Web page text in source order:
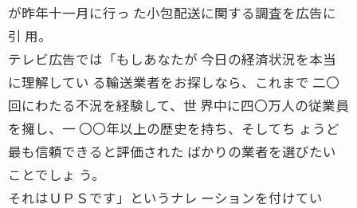
が昨年十一月に行っ た小包配送に関する調査を広告に
引 用。
テレビ広告では「もしあなたが 今日の経済状況を本当
に理解してい る輸送業者をお探しなら、これまで 二〇
回にわたる不況を経験して、世 界中に四〇万人の従業員
を擁し、一 〇〇年以上の歴史を持ち、そしてち ょうど
最も信頼できると評価された ばかりの業者を選びたい
ことでしょ う。
それはＵＰＳです」というナレ ーションを付けてい